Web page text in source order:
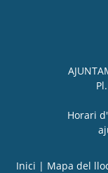
Horari
Inici | Mapa del